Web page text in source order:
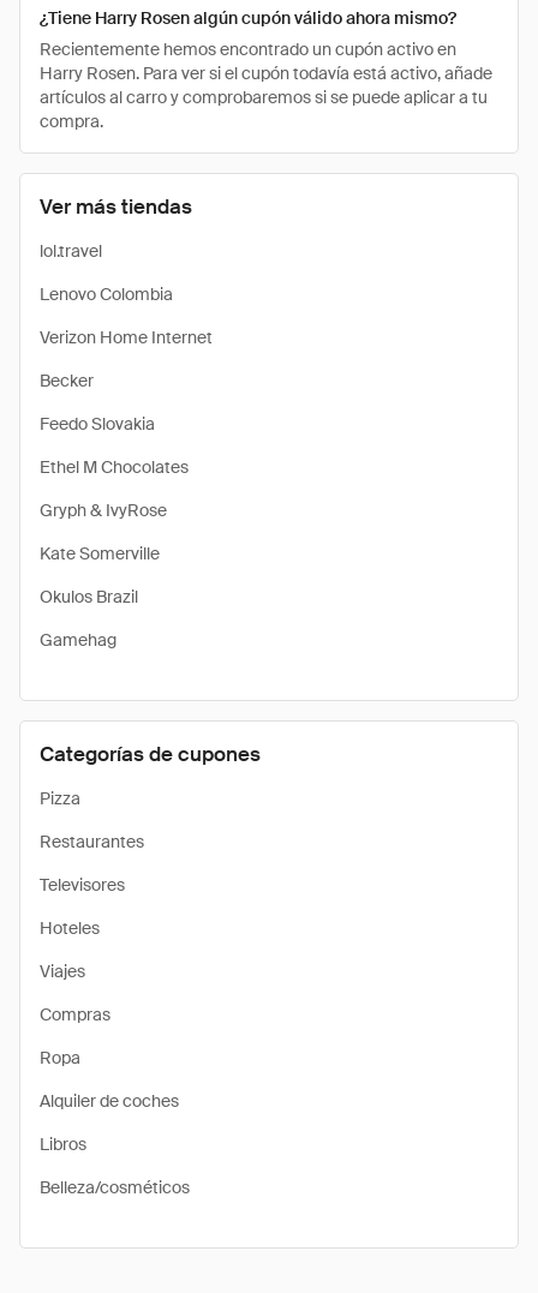
Ver más tiendas
lol.travel
Lenovo Colombia
Verizon Home Internet
Becker
Feedo Slovakia
Ethel M Chocolates
Gryph & IvyRose
Kate Somerville
Okulos Brazil
Gamehag
Categorías de cupones
Pizza
Restaurantes
Televisores
Hoteles
Viajes
Compras
Ropa
Alquiler de coches
Libros
Belleza/cosméticos
¿Tiene Harry Rosen algún cupón válido ahora mismo?
Recientemente hemos encontrado un cupón activo en
Harry Rosen. Para ver si el cupón todavía está activo, añade
artículos al carro y comprobaremos si se puede aplicar a tu
compra.